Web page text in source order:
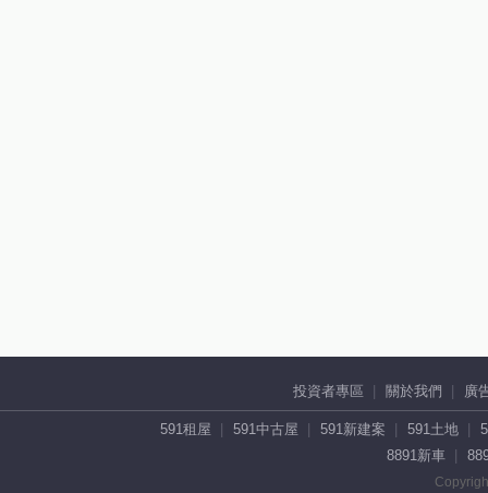
投資者專區 關於我們 廣
591租屋 591中古屋 591新建案 591土地
8891新車